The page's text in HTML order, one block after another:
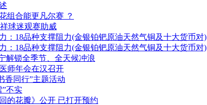
组合能更凡尔赛 ？
球迷观赛助威
：18品种支撑阻力(金银铂钯原油天然气铜及十大货币对)
：18品种支撑阻力(金银铂钯原油天然气铜及十大货币对)
解锁全季节、全天候冲浪
师年会在汉召开
香同行”主题活动
”不实
的花瓣》公开 已打开预约